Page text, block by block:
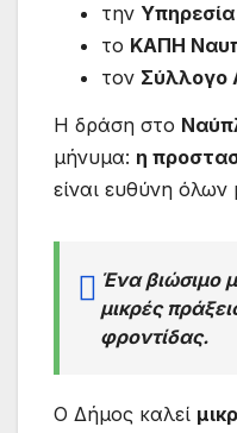
την
το ΚΑΠΗ
τον Σύλλογο
Η δράση στο
μήνυμα: η
είναι ευθύνη όλων
Ένα βιώσιμο
μικρές
φροντίδας.
Ο Δήμος καλεί